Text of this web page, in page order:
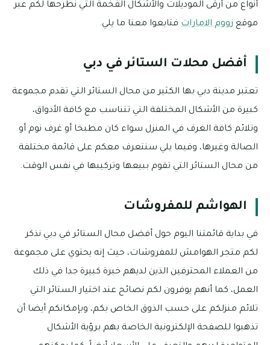
أنواع من أرقى الموديلات والأشكال الفخمة التي نطرحها لكم عبر
موقع زووم الامارات فتابعوا معنا ما يلي.
أفضل محلات الستائر في دبي
تعتبر مدينة دبي بها الكثير من محال الستائر التي تقدم مجموعة
كبيرة من الأشكال المختلفة التي تتناسب مع كافة الأذواق،
وتلائم كافة الغرف في المنزل سواء كان مطبخا أو غرف نوم أو
الصالة وغيرها، وفيما يلي سنتعرف معكم على قائمة مختلفة
من محال الستائر التي تقوم ببيعها وتركيبها في نفس الوقت.
الهواشم للمفروشات
في بداية قائمتنا اليوم حول أفضل محال الستائر في دبي نذكر
لكم متجر الهوامش للمفروشات، حيث إنه يحتوي على مجموعة
من العملاء المحترفين الذين لديهم خبرة كبيرة جدا في ذلك
العمل، كما أنهم يوفرون لكم نصائح عند اختيار الستائر التي
تلائم منزلكم على حسب الذوق الخاص بكم، وبإمكانكم أيضا أن
تذهبوا للصفحة الإلكترونية الخاصة بهم برؤية الأشكال